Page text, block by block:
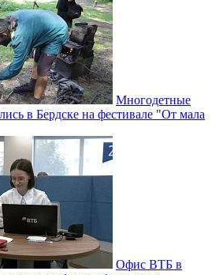
Многодетные
в Бердске на фестивале "От мала
Офис ВТБ в